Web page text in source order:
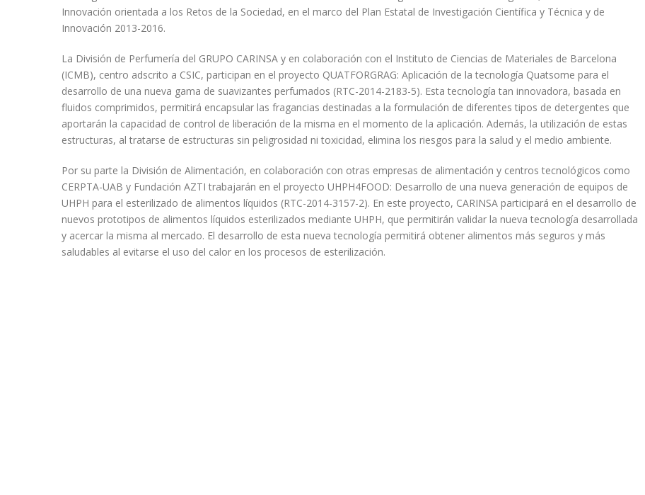
Innovación orientada a los Retos de la Sociedad, en el marco del Plan Estatal de Investigación Científica y Técnica y de
Innovación 2013-2016.
La División de Perfumería del GRUPO CARINSA y en colaboración con el Instituto de Ciencias de Materiales de Barcelona
(ICMB), centro adscrito a CSIC, participan en el proyecto QUATFORGRAG: Aplicación de la tecnología Quatsome para el
desarrollo de una nueva gama de suavizantes perfumados (RTC-2014-2183-5). Esta tecnología tan innovadora, basada en
fluidos comprimidos, permitirá encapsular las fragancias destinadas a la formulación de diferentes tipos de detergentes que
aportarán la capacidad de control de liberación de la misma en el momento de la aplicación. Además, la utilización de estas
estructuras, al tratarse de estructuras sin peligrosidad ni toxicidad, elimina los riesgos para la salud y el medio ambiente.
Por su parte la División de Alimentación, en colaboración con otras empresas de alimentación y centros tecnológicos como
CERPTA-UAB y Fundación AZTI trabajarán en el proyecto UHPH4FOOD: Desarrollo de una nueva generación de equipos de
UHPH para el esterilizado de alimentos líquidos (RTC-2014-3157-2). En este proyecto, CARINSA participará en el desarrollo de
nuevos prototipos de alimentos líquidos esterilizados mediante UHPH, que permitirán validar la nueva tecnología desarrollada
y acercar la misma al mercado. El desarrollo de esta nueva tecnología permitirá obtener alimentos más seguros y más
saludables al evitarse el uso del calor en los procesos de esterilización.